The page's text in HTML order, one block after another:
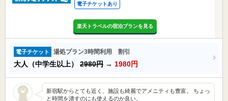
電子チケットあり
楽天トラベルの宿泊プランを見る
電子チケット 湯処プラン3時間利用 割引
大人（中学生以上） 2980円 → 1980円
新宿駅からとても近く、施設も綺麗でアメニティも豊富。 ちょっ
と時間を潰すのにも使えるのか良い。